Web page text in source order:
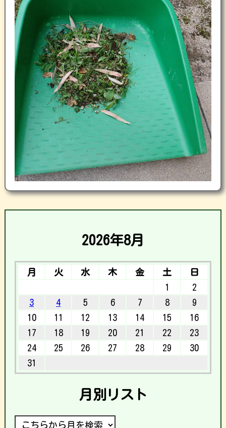
2026年8月
月 火 水 木 金 土
日
1
2
3
4 5 6 7 8
9
10
11 12 13 14 15
16
17
18 19 20 21 22
23
24
25 26 27 28 29
30
31
月別リスト